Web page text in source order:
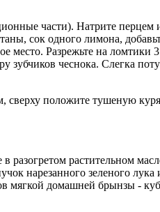
части). Натрите перцем
сок одного лимона,
место. Разрежьте на ломтики
зубчиков чеснока. Слегка
сверху положите тушеную
растительном
нарезанного зеленого лука
мягкой домашней брынзы -